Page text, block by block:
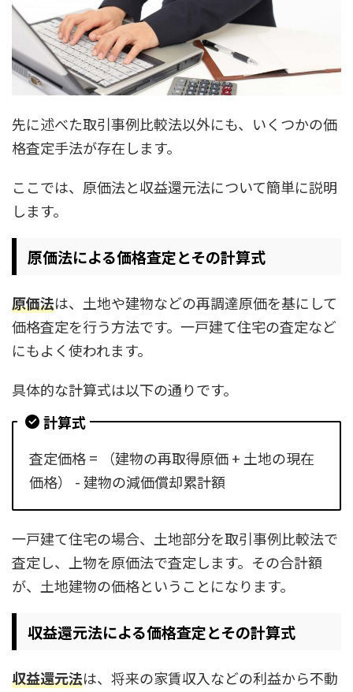
先に述べた取引事例比較法以外にも、いくつかの価
格査定手法が存在します。
ここでは、原価法と収益還元法について簡単に説明
します。
原価法による価格査定とその計算式
原価法は、土地や建物などの再調達原価を基にして
価格査定を行う方法です。一戸建て住宅の査定など
にもよく使われます。
具体的な計算式は以下の通りです。
計算式
査定価格 = （建物の再取得原価 + 土地の現在
価格） - 建物の減価償却累計額
一戸建て住宅の場合、土地部分を取引事例比較法で
査定し、上物を原価法で査定します。その合計額
が、土地建物の価格ということになります。
収益還元法による価格査定とその計算式
収益還元法は、将来の家賃収入などの利益から不動